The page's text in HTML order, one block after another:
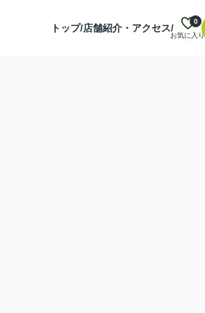
トップ/店舗紹介・アクセス/
お気に入り
0